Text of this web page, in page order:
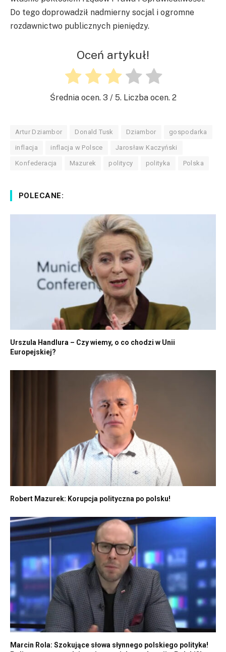
Do tego doprowadził nadmierny socjal i ogromne
rozdawnictwo publicznych pieniędzy.
Oceń artykuł!
Średnia ocen. 3/ 5. Liczba ocen. 2
Artur Dziambor Donald Tusk Dziambor gospodarka
inflacja inflacja w Polsce Jarosław Kaczyński
Konfederacja Mazurek politycy polityka Polska
POLECANE:
Urszula Handlura – Czy wiemy, o co chodzi w Unii
Europejskiej?
Robert Mazurek: Korupcja polityczna po polsku!
Marcin Rola: Szokujące słowa słynnego polskiego polityka!